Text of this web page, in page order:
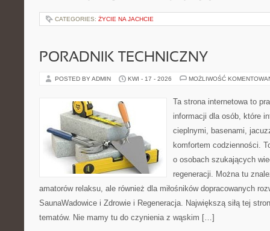
CATEGORIES: ŻYCIE NA JACHCIE
PORADNIK TECHNICZNY
POSTED BY ADMIN KWI - 17 - 2026 MOŻLIWOŚĆ
Ta strona internetowa to
informacji dla osób, które
cieplnymi, basenami,
komfortem codzienności.
o osobach szukających
regeneracji. Można tu
amatorów relaksu, ale również dla miłośników dopracowanych
SaunaWadowice i Zdrowie i Regeneracja. Największą siłą tej
tematów. Nie mamy tu do czynienia z wąskim […]